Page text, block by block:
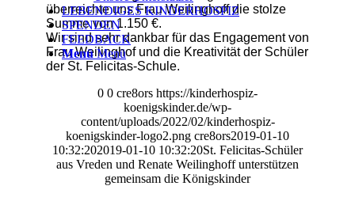
LEBENDIGES KINDERHOSPIZ
SPENDEN
FEEDBACK
Menü Menü
überreichte uns Frau Weilinghoff die stolze
Summe von 1.150 €.
Wir sind sehr dankbar für das Engagement von
Frau Weilinghof und die Kreativität der Schüler
der St. Felicitas-Schule.
0 0 cre8ors https://kinderhospiz-
koenigskinder.de/wp-
content/uploads/2022/02/kinderhospiz-
koenigskinder-logo2.png cre8ors2019-01-10
10:32:202019-01-10 10:32:20St. Felicitas-Schüler
aus Vreden und Renate Weilinghoff unterstützen
gemeinsam die Königskinder